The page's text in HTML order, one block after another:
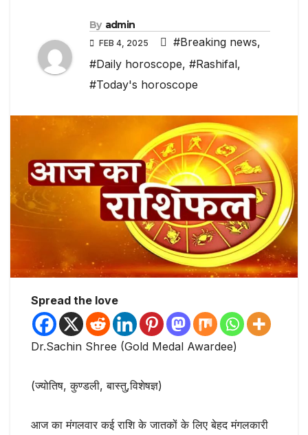
By admin
FEB 4, 2025 #Breaking news,
#Daily horoscope, #Rashifal,
#Today's horoscope
Spread the love
Dr.Sachin Shree (Gold Medal Awardee)
(ज्योतिष, कुण्डली, बास्तु,विशेषज्ञ)
आज का मंगलवार कई राशि के जातकों के लिए बेहद मंगलकारी